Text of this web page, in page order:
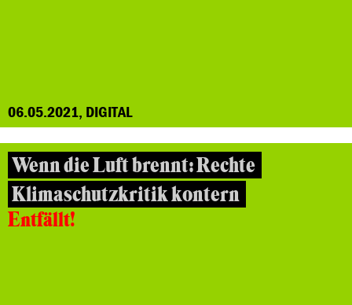
06.05.2021, DIGITAL
Wenn die Luft brennt: Rechte
Klimaschutzkritik kontern
Entfällt!